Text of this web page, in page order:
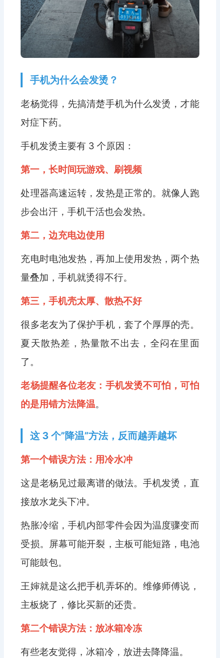
手机为什么会发烫？
老杨觉得，先搞清楚手机为什么发烫，才能
对症下药。
手机发烫主要有 3 个原因：
第一，长时间玩游戏、刷视频
处理器高速运转，发热是正常的。就像人跑
步会出汗，手机干活也会发热。
第二，边充电边使用
充电时电池发热，再加上使用发热，两个热
量叠加，手机就烫得不行。
第三，手机壳太厚、散热不好
很多老友为了保护手机，套了个厚厚的壳。
夏天散热差，热量散不出去，全闷在里面
了。
老杨提醒各位老友：手机发烫不可怕，可怕
的是用错方法降温。
这 3 个”降温”方法，反而越弄越坏
第一个错误方法：用冷水冲
这是老杨见过最离谱的做法。手机发烫，直
接放水龙头下冲。
热胀冷缩，手机内部零件会因为温度骤变而
受损。屏幕可能开裂，主板可能短路，电池
可能鼓包。
王婶就是这么把手机弄坏的。维修师傅说，
主板烧了，修比买新的还贵。
第二个错误方法：放冰箱冷冻
有些老友觉得，冰箱冷，放进去降降温。